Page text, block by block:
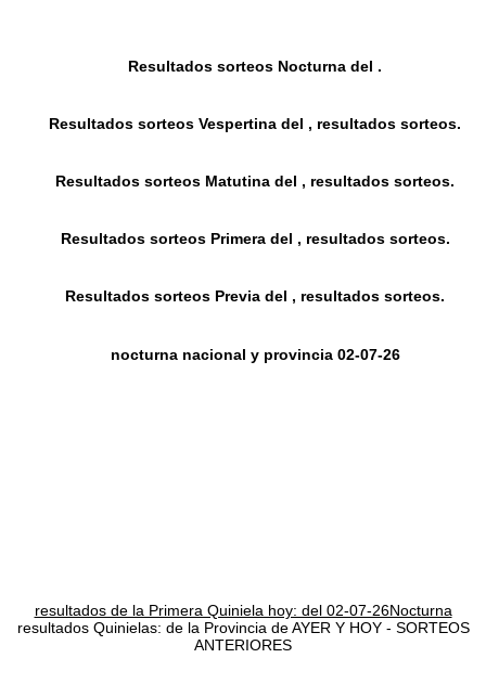
Resultados sorteos Nocturna del .
Resultados sorteos Vespertina del , resultados sorteos.
Resultados sorteos Matutina del , resultados sorteos.
Resultados sorteos Primera del , resultados sorteos.
Resultados sorteos Previa del , resultados sorteos.
nocturna nacional y provincia 02-07-26
resultados de la Primera Quiniela hoy: del 02-07-26Nocturna
resultados Quinielas: de la Provincia de AYER Y HOY - SORTEOS
ANTERIORES